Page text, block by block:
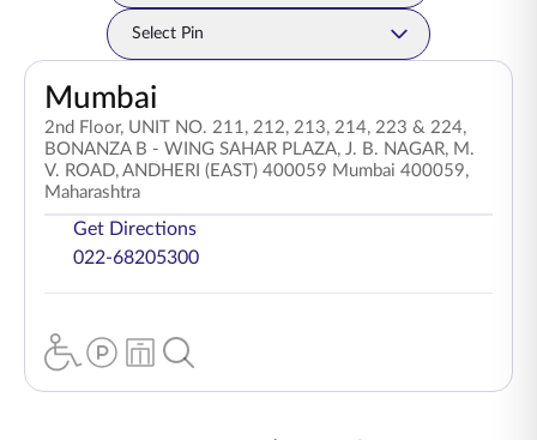
Select Pin
Mumbai
2nd Floor, UNIT NO. 211, 212, 213, 214, 223 & 224,
BONANZA B - WING SAHAR PLAZA, J. B. NAGAR, M.
V. ROAD, ANDHERI (EAST) 400059 Mumbai 400059,
Maharashtra
Get Directions
022-68205300